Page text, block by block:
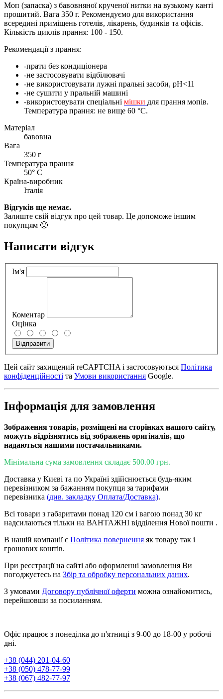
Моп (запаска) з бавовняної крученої нитки на вузькому канті
прошитий. Вага 350 г. Рекомендуємо для використання
всередині приміщень готелів, лікарень, будинків та офісів.
Кількість циклів прання: 100 - 150.
Рекомендації з прання:
-прати без кондиціонера
-не застосовувати відбілювачі
-не використовувати лужні пральні засоби, pH<11
-не сушити у пральній машині
-використовувати спеціальні мішки для прання мопів.
Температура прання: не вище 60 °С.
Матеріал
бавовна
Вага
350 г
Температура прання
50° С
Країна-виробник
Італія
Відгуків ще немає.
Залиште свій відгук про цей товар. Це допоможе іншим
покупцям 🙂
Написати відгук
Ім'я
Коментар
Оцінка
Відправити
Цей сайт захищений reCAPTCHA і застосовуються Політика
конфіденційності та Умови використання Google.
Інформація для замовлення
Зображення товарів, розміщені на сторінках нашого сайту,
можуть відрізнятись від зображень оригіналів, що
надаються нашими постачальниками.
Мінімальна сума замовлення складає 500.00 грн.
Доставка у Києві та по Україні здійснюється будь-яким
перевізником за бажанням покупця за тарифами
перевізника (див. закладку Оплата/Доставка).
Всі товари з габаритами понад 120 см і вагою понад 30 кг
надсилаються тільки на ВАНТАЖНІ відділення Нової пошти .
В нашій компанії є Політика повернення як товару так і
грошових коштів.
При реєстрації на сайті або оформленні замовлення Ви
погоджуєтесь на Збір та обробку персональних даних.
З умовами Договору публічної оферти можна ознайомитись,
перейшовши за посиланням.
Офіс працює з понеділка до п'ятниці з 9-00 до 18-00 у робочі
дні.
+38 (044) 201-04-60
+38 (050) 478-77-99
+38 (067) 482-77-97